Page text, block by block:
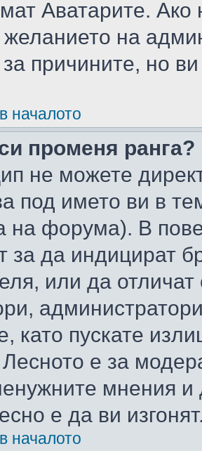
Аватарите.
желанието на
за причините, но
началото
променя ранга?
не можете
под името ви в
на форума). В
за да индицират
или да
като пускате
Лесното е за
мнения
е да ви
началото